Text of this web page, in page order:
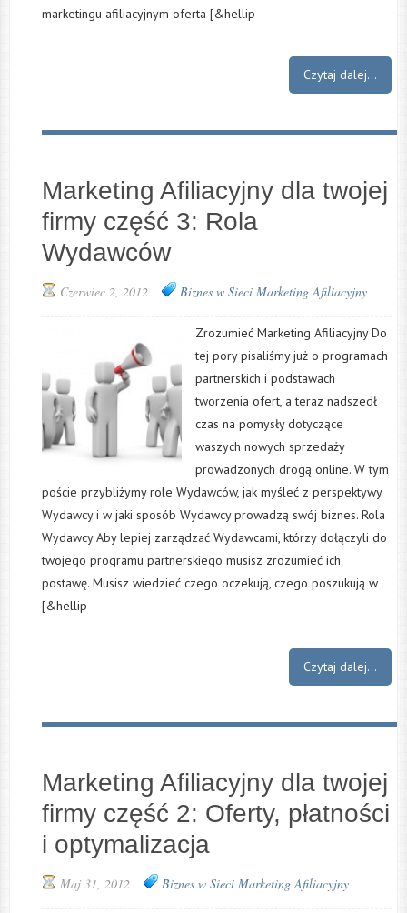
marketingu afiliacyjnym oferta [&hellip
Czytaj dalej...
Marketing Afiliacyjny dla twojej
firmy część 3: Rola
Wydawców
Czerwiec 2, 2012 Biznes w Sieci Marketing Afiliacyjny
Zrozumieć Marketing Afiliacyjny Do
tej pory pisaliśmy już o programach
partnerskich i podstawach
tworzenia ofert, a teraz nadszedł
czas na pomysły dotyczące
waszych nowych sprzedaży
prowadzonych drogą online. W tym
poście przybliżymy role Wydawców, jak myśleć z perspektywy
Wydawcy i w jaki sposób Wydawcy prowadzą swój biznes. Rola
Wydawcy Aby lepiej zarządzać Wydawcami, którzy dołączyli do
twojego programu partnerskiego musisz zrozumieć ich
postawę. Musisz wiedzieć czego oczekują, czego poszukują w
[&hellip
Czytaj dalej...
Marketing Afiliacyjny dla twojej
firmy część 2: Oferty, płatności
i optymalizacja
Maj 31, 2012 Biznes w Sieci Marketing Afiliacyjny